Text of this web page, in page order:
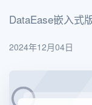
DataEase嵌入式
2024年12月04日